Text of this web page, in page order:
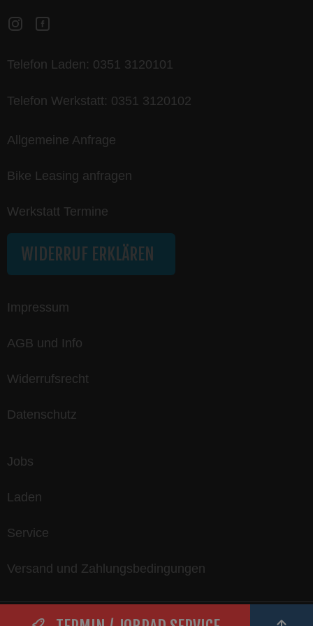
Telefon Laden: 0351 3120101
Telefon Werkstatt: 0351 3120102
Allgemeine Anfrage
Bike Leasing anfragen
Werkstatt Termine
WIDERRUF ERKLÄREN
Impressum
AGB und Info
Widerrufsrecht
Datenschutz
Jobs
Laden
Service
Versand und Zahlungsbedingungen